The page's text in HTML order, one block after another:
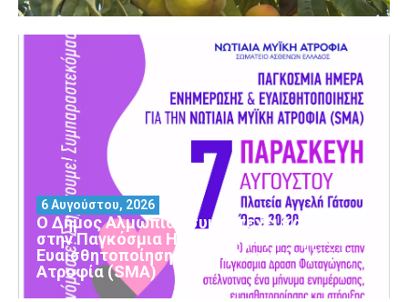
Ο Δήμος Αλμωπίας συμμετέχει και φέτος
στην Παγκόσμια Ημέρα Ενημέρωσης και
Ευαισθητοποίησης για τη Νωτιαία Μυϊκή
Ατροφία (SMA)
6 Αυγούστου, 2026